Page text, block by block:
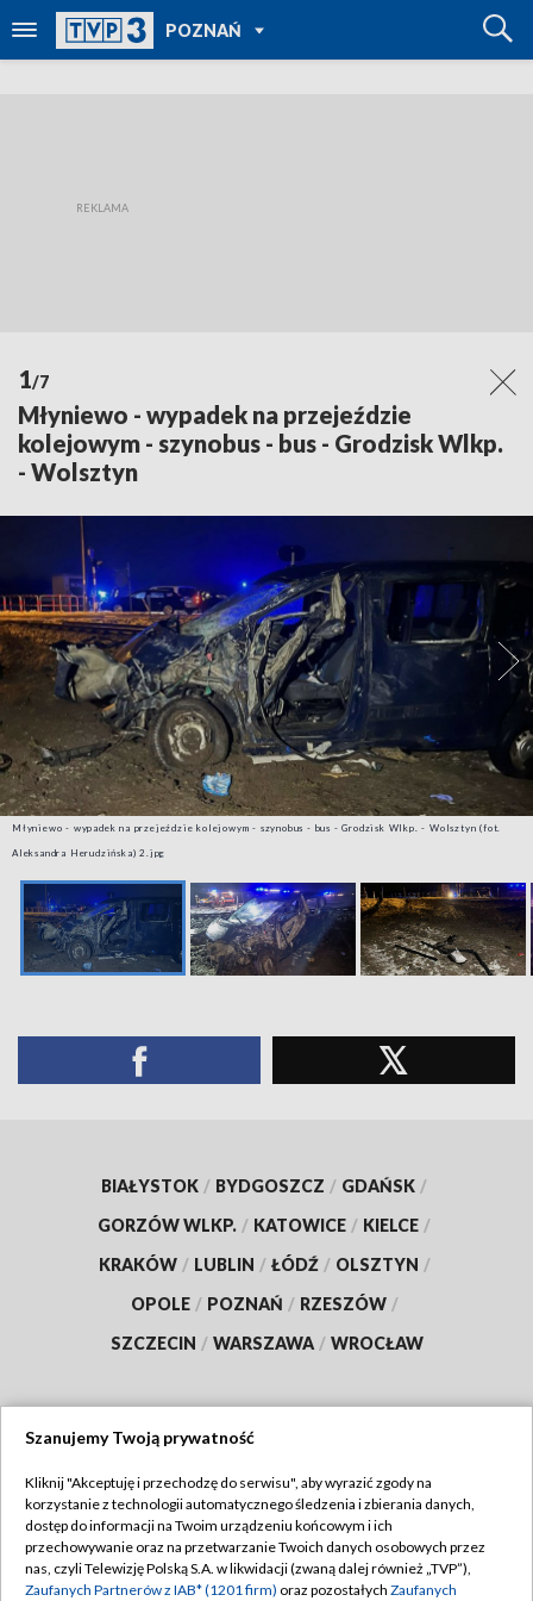
POZNAŃ
POWRÓT DO
TVP REGIONY
1/7
Młyniewo - wypadek na przejeździe
kolejowym - szynobus - bus - Grodzisk Wlkp.
- Wolsztyn
Młyniewo - wypadek na przejeździe kolejowym - szynobus - bus - Grodzisk Wlkp. - Wolsztyn (fot.
Aleksandra Herudzińska) 2.jpg
BIAŁYSTOK / BYDGOSZCZ / GDAŃSK /
GORZÓW WLKP. / KATOWICE / KIELCE /
KRAKÓW / LUBLIN / ŁÓDŹ / OLSZTYN /
OPOLE / POZNAŃ / RZESZÓW /
SZCZECIN / WARSZAWA / WROCŁAW
TVP
Abonament TVP
Emisja w TVP
Regulamin TVP
Polityka prywatności
Szanujemy Twoją prywatność
Kliknij "Akceptuję i przechodzę do serwisu", aby wyrazić zgody na
korzystanie z technologii automatycznego śledzenia i zbierania danych,
dostęp do informacji na Twoim urządzeniu końcowym i ich
przechowywanie oraz na przetwarzanie Twoich danych osobowych przez
nas, czyli Telewizję Polską S.A. w likwidacji (zwaną dalej również „TVP”),
Zaufanych Partnerów z IAB* (1201 firm) oraz pozostałych Zaufanych